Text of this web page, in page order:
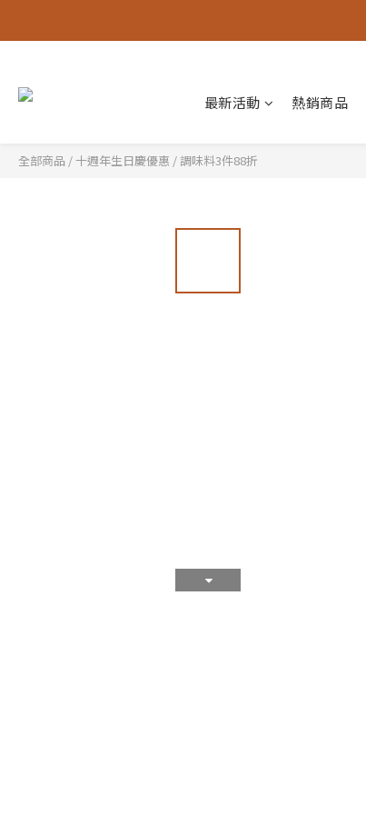
最新活動 熱銷商品
全部商品 /十週年生日慶優惠 /調味料3件88折